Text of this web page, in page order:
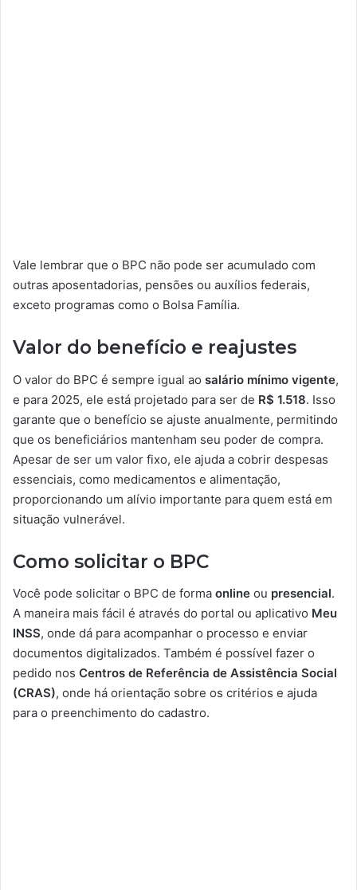
Vale lembrar que o BPC não pode ser acumulado com
outras aposentadorias, pensões ou auxílios federais,
exceto programas como o Bolsa Família.
Valor do benefício e reajustes
O valor do BPC é sempre igual ao salário mínimo vigente,
e para 2025, ele está projetado para ser de R$ 1.518. Isso
garante que o benefício se ajuste anualmente, permitindo
que os beneficiários mantenham seu poder de compra.
Apesar de ser um valor fixo, ele ajuda a cobrir despesas
essenciais, como medicamentos e alimentação,
proporcionando um alívio importante para quem está em
situação vulnerável.
Como solicitar o BPC
Você pode solicitar o BPC de forma online ou presencial.
A maneira mais fácil é através do portal ou aplicativo Meu
INSS, onde dá para acompanhar o processo e enviar
documentos digitalizados. Também é possível fazer o
pedido nos Centros de Referência de Assistência Social
(CRAS), onde há orientação sobre os critérios e ajuda
para o preenchimento do cadastro.